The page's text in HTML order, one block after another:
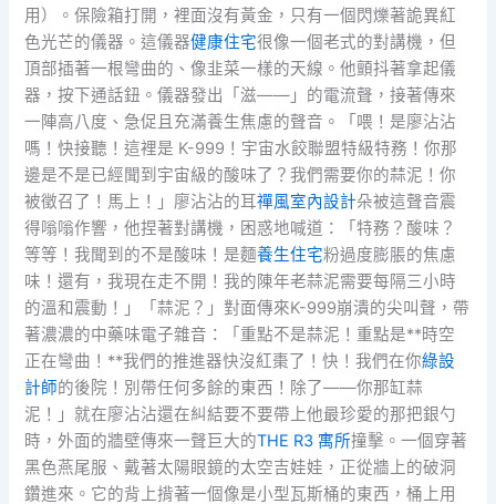
用）。保險箱打開，裡面沒有黃金，只有一個閃爍著詭異紅
色光芒的儀器。這儀器健康住宅很像一個老式的對講機，但
頂部插著一根彎曲的、像韭菜一樣的天線。他顫抖著拿起儀
器，按下通話鈕。儀器發出「滋——」的電流聲，接著傳來
一陣高八度、急促且充滿養生焦慮的聲音。「喂！是廖沾沾
嗎！快接聽！這裡是 K-999！宇宙水餃聯盟特級特務！你那
邊是不是已經聞到宇宙級的酸味了？我們需要你的蒜泥！你
被徵召了！馬上！」廖沾沾的耳禪風室內設計朵被這聲音震
得嗡嗡作響，他捏著對講機，困惑地喊道：「特務？酸味？
等等！我聞到的不是酸味！是麵養生住宅粉過度膨脹的焦慮
味！還有，我現在走不開！我的陳年老蒜泥需要每隔三小時
的溫和震動！」「蒜泥？」對面傳來K-999崩潰的尖叫聲，帶
著濃濃的中藥味電子雜音：「重點不是蒜泥！重點是**時空
正在彎曲！**我們的推進器快沒紅棗了！快！我們在你綠設
計師的後院！別帶任何多餘的東西！除了——你那缸蒜
泥！」就在廖沾沾還在糾結要不要帶上他最珍愛的那把銀勺
時，外面的牆壁傳來一聲巨大的THE R3 寓所撞擊。一個穿著
黑色燕尾服、戴著太陽眼鏡的太空吉娃娃，正從牆上的破洞
鑽進來。它的背上揹著一個像是小型瓦斯桶的東西，桶上用